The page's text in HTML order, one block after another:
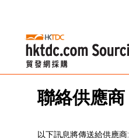
聯絡供應商
以下訊息將傳送給供應商: